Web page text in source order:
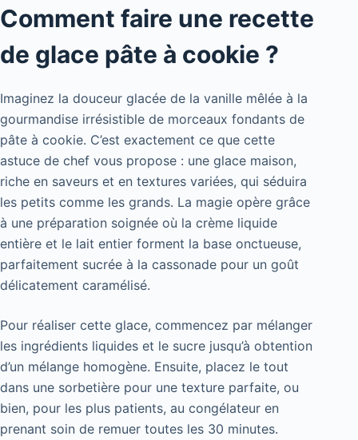
Comment faire une recette
de glace pâte à cookie ?
Imaginez la douceur glacée de la vanille mêlée à la
gourmandise irrésistible de morceaux fondants de
pâte à cookie. C’est exactement ce que cette
astuce de chef vous propose : une glace maison,
riche en saveurs et en textures variées, qui séduira
les petits comme les grands. La magie opère grâce
à une préparation soignée où la crème liquide
entière et le lait entier forment la base onctueuse,
parfaitement sucrée à la cassonade pour un goût
délicatement caramélisé.
Pour réaliser cette glace, commencez par mélanger
les ingrédients liquides et le sucre jusqu’à obtention
d’un mélange homogène. Ensuite, placez le tout
dans une sorbetière pour une texture parfaite, ou
bien, pour les plus patients, au congélateur en
prenant soin de remuer toutes les 30 minutes.